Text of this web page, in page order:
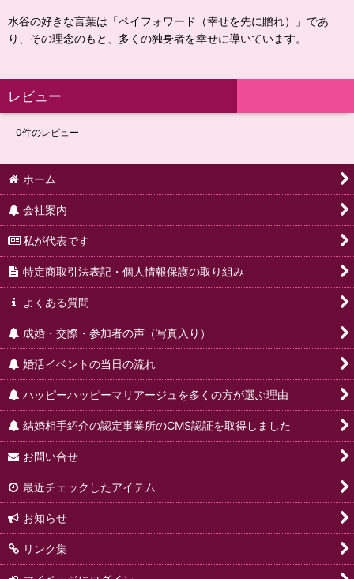
水谷の好きな言葉は「ペイフォワード（幸せを先に贈れ）」であ
り、その理念のもと、多くの独身者を幸せに導いています。
レビュー
0件のレビュー
ホーム
会社案内
私が代表です
特定商取引法表記・個人情報保護の取り組み
よくある質問
成婚・交際・参加者の声（写真入り）
婚活イベントの当日の流れ
ハッピーハッピーマリアージュを多くの方が選ぶ理由
結婚相手紹介の認定事業所のCMS認証を取得しました
お問い合せ
最近チェックしたアイテム
お知らせ
リンク集